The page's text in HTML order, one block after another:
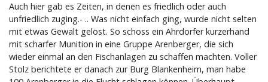
Auch hier gab es Zeiten, in denen es friedlich oder auch
unfriedlich zuging.- .. Was nicht einfach ging, wurde nicht selten
mit etwas Gewalt gelöst. So schoss ein Ahrdorfer kurzerhand
mit scharfer Munition in eine Gruppe Arenberger, die sich
wieder einmal an den Fischanlagen zu schaffen machten. Voller
Stolz berichtete er danach zur Burg Blankenheim, man habe